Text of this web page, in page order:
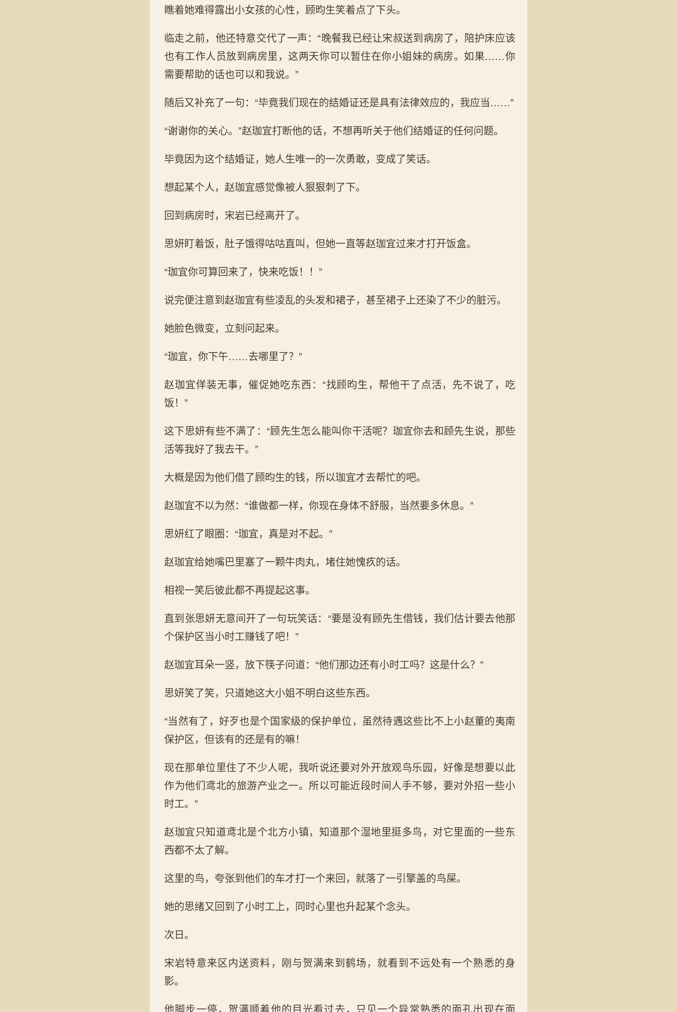
瞧着她难得露出小女孩的心性，顾昀生笑着点了下头。
临走之前，他还特意交代了一声：“晚餐我已经让宋叔送到病房了，陪护床应该
也有工作人员放到病房里，这两天你可以暂住在你小姐妹的病房。如果……你
需要帮助的话也可以和我说。”
随后又补充了一句：“毕竟我们现在的结婚证还是具有法律效应的，我应当……”
“谢谢你的关心。”赵珈宜打断他的话，不想再听关于他们结婚证的任何问题。
毕竟因为这个结婚证，她人生唯一的一次勇敢，变成了笑话。
想起某个人，赵珈宜感觉像被人狠狠刺了下。
回到病房时，宋岩已经离开了。
思妍盯着饭，肚子饿得咕咕直叫，但她一直等赵珈宜过来才打开饭盒。
“珈宜你可算回来了，快来吃饭！！”
说完便注意到赵珈宜有些凌乱的头发和裙子，甚至裙子上还染了不少的脏污。
她脸色微变，立刻问起来。
“珈宜，你下午……去哪里了？”
赵珈宜佯装无事，催促她吃东西：“找顾昀生，帮他干了点活，先不说了，吃
饭！”
这下思妍有些不满了：“顾先生怎么能叫你干活呢？珈宜你去和顾先生说，那些
活等我好了我去干。”
大概是因为他们借了顾昀生的钱，所以珈宜才去帮忙的吧。
赵珈宜不以为然：“谁做都一样，你现在身体不舒服，当然要多休息。”
思妍红了眼圈：“珈宜，真是对不起。”
赵珈宜给她嘴巴里塞了一颗牛肉丸，堵住她愧疚的话。
相视一笑后彼此都不再提起这事。
直到张思妍无意间开了一句玩笑话：“要是没有顾先生借钱，我们估计要去他那
个保护区当小时工赚钱了吧！”
赵珈宜耳朵一竖，放下筷子问道：“他们那边还有小时工吗？这是什么？”
思妍笑了笑，只道她这大小姐不明白这些东西。
“当然有了，好歹也是个国家级的保护单位，虽然待遇这些比不上小赵董的夷南
保护区，但该有的还是有的嘛！
现在那单位里住了不少人呢，我听说还要对外开放观鸟乐园，好像是想要以此
作为他们鸢北的旅游产业之一。所以可能近段时间人手不够，要对外招一些小
时工。”
赵珈宜只知道鸢北是个北方小镇，知道那个湿地里挺多鸟，对它里面的一些东
西都不太了解。
这里的鸟，夸张到他们的车才打一个来回，就落了一引擎盖的鸟屎。
她的思绪又回到了小时工上，同时心里也升起某个念头。
次日。
宋岩特意来区内送资料，刚与贺满来到鹤场，就看到不远处有一个熟悉的身
影。
他脚步一停，贺满顺着他的目光看过去，只见一个异常熟悉的面孔出现在面